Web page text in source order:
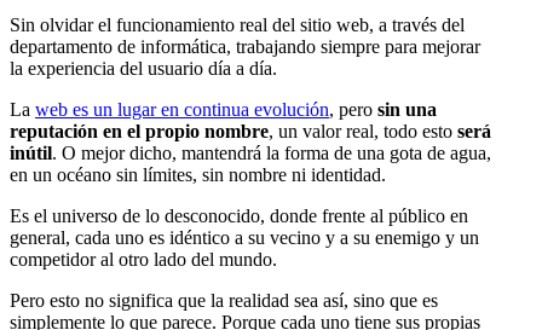
Sin olvidar el funcionamiento real del sitio web, a través del
departamento de informática, trabajando siempre para mejorar
la experiencia del usuario día a día.
La web es un lugar en continua evolución, pero sin una
reputación en el propio nombre, un valor real, todo esto será
inútil. O mejor dicho, mantendrá la forma de una gota de agua,
en un océano sin límites, sin nombre ni identidad.
Es el universo de lo desconocido, donde frente al público en
general, cada uno es idéntico a su vecino y a su enemigo y un
competidor al otro lado del mundo.
Pero esto no significa que la realidad sea así, sino que es
simplemente lo que parece. Porque cada uno tiene sus propias